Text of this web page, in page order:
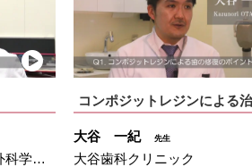
東京歯科大学 口腔顎顔面外科学講座
大谷 一紀先生
大谷歯科クリニック